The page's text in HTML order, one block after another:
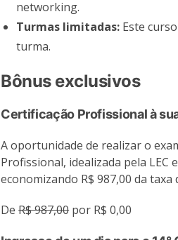
networking.
Turmas limitadas: Este
turma.
Bônus exclusivos
Certificação Profissional à
A oportunidade de realizar o
Profissional, idealizada pela LEC
economizando R$ 987,00 da taxa
DeR$ 987,00por R$ 0,00